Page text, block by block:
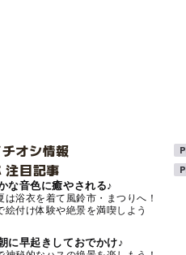
オシ情報
注目記事
な音色に癒やされる♪
は浴衣を着て風鈴市・まつりへ！
絵付け体験や絶景を満喫しよう
に早起きしておでかけ♪